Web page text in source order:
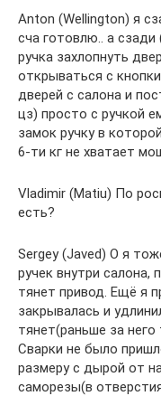
Anton (Wellington) я
сча готовлю.. а
ручка захлопнуть
открываться с
дверей с салона и
цз) просто с ручкой
замок ручку в
6-ти кг не хватает
Vladimir (Matiu) По
есть?
Sergey (Javed) О я
ручек внутри салона,
тянет привод. Ещё я
закрывалась и
тянет(раньше за
Сварки не было
размеру с дырой от
саморезы(в